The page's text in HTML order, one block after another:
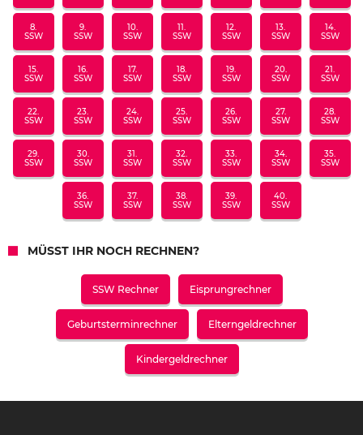
8.
SSW
9.
SSW
10.
SSW
11.
SSW
12.
SSW
13.
SSW
14.
SSW
15.
SSW
16.
SSW
17.
SSW
18.
SSW
19.
SSW
20.
SSW
21.
SSW
22.
SSW
23.
SSW
24.
SSW
25.
SSW
26.
SSW
27.
SSW
28.
SSW
29.
SSW
30.
SSW
31.
SSW
32.
SSW
33.
SSW
34.
SSW
35.
SSW
36.
SSW
37.
SSW
38.
SSW
39.
SSW
40.
SSW
MÜSST IHR NOCH RECHNEN?
SSW Rechner Eisprungrechner
Geburtsterminrechner Elterngeldrechner
Kindergeldrechner